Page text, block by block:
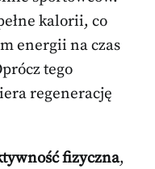
kalorii, co
energii na czas
tego
regenerację
fizyczna,